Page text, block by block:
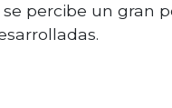
se percibe un gran